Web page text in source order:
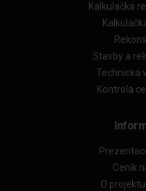
Kalkulačka
Stavby a
Technická
Kontrola
Ceník
O